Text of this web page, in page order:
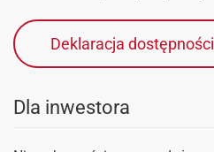
Deklaracja dostępności
Dla inwestora